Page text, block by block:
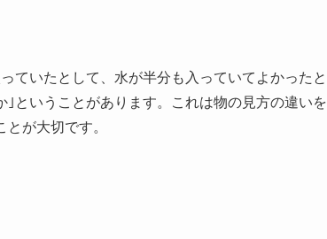
ていたとして、水が半分も入っていてよかったと
ということがあります。これは物の見方の違いを
が大切です。